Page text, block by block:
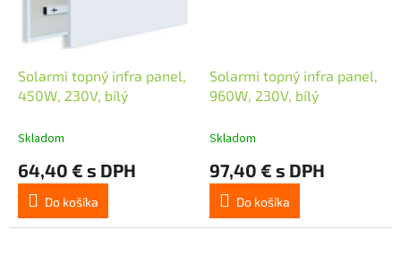
Solarmi topný infra panel,
450W, 230V, bílý
Skladom
64,40 € s DPH
Do košíka
Solarmi topný infra panel,
960W, 230V, bílý
Skladom
97,40 € s DPH
Do košíka